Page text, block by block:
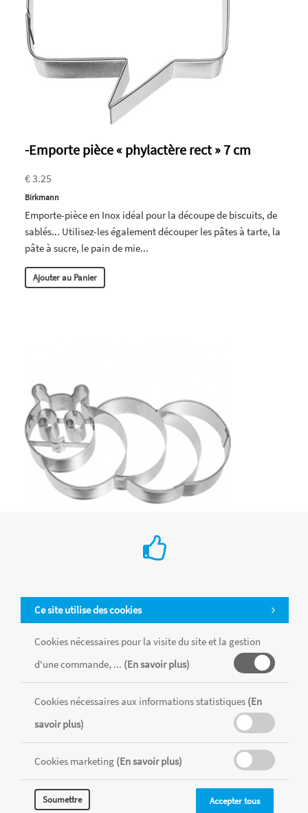
-Emporte pièce « phylactère rect » 7 cm
€ 3.25
Birkmann
Emporte-pièce en Inox idéal pour la découpe de biscuits, de
sablés... Utilisez-les également découper les pâtes à tarte, la
pâte à sucre, le pain de mie...
Ajouter au Panier
€ 7.85
Emporte-pièce en Inox idéal pour la découpe de biscuits, de
sablés... Utilisez-les également découper les pâtes à tarte, la
pâte à sucre, le pain de mie...
Ajouter au Panier
Ce site utilise des cookies
Cookies nécessaires pour la visite du site et la gestion
d'une commande, ... (En savoir plus)
Cookies nécessaires aux informations statistiques (En
savoir plus)
Cookies marketing (En savoir plus)
Soumettre Accepter tous